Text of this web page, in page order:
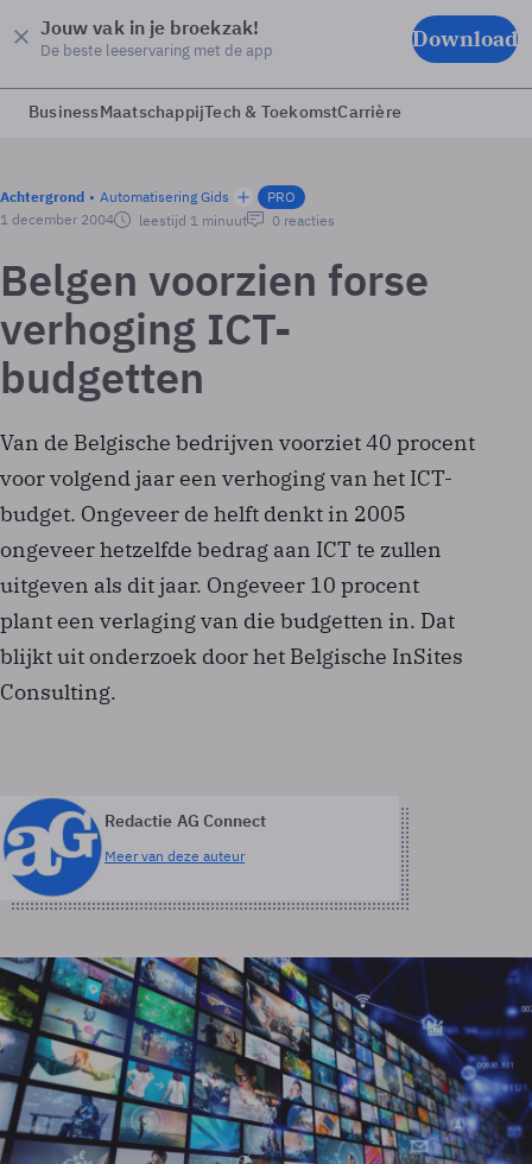
Jouw vak in je broekzak!
De beste leeservaring met de app Download
BusinessMaatschappijTech & ToekomstCarrière
Achtergrond Automatisering Gids
PRO
1 december 2004
leestijd 1 minuut 0 reacties
Belgen voorzien forse
verhoging ICT-
budgetten
Van de Belgische bedrijven voorziet 40 procent
voor volgend jaar een verhoging van het ICT-
budget. Ongeveer de helft denkt in 2005
ongeveer hetzelfde bedrag aan ICT te zullen
uitgeven als dit jaar. Ongeveer 10 procent
plant een verlaging van die budgetten in. Dat
blijkt uit onderzoek door het Belgische InSites
Consulting.
Redactie AG Connect
Meer van deze auteur